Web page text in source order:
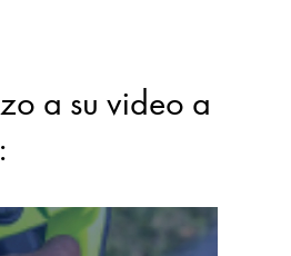
a su video a